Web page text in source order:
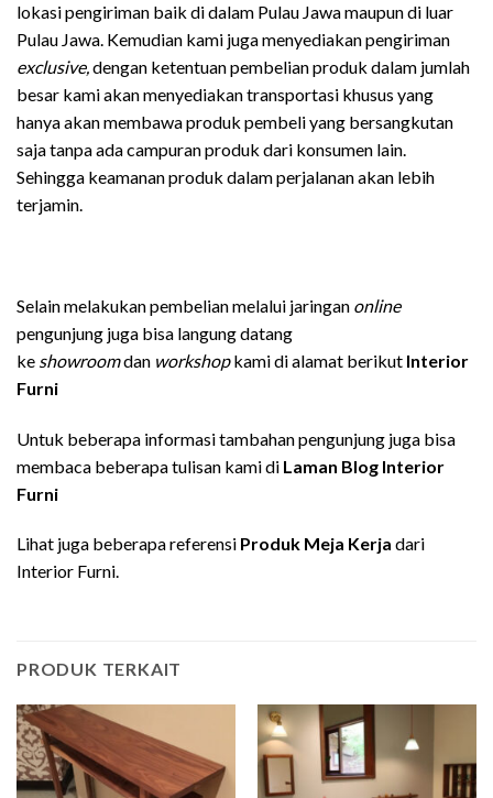
lokasi pengiriman baik di dalam Pulau Jawa maupun di luar
Pulau Jawa. Kemudian kami juga menyediakan pengiriman
exclusive,dengan ketentuan pembelian produk dalam jumlah
besar kami akan menyediakan transportasi khusus yang
hanya akan membawa produk pembeli yang bersangkutan
saja tanpa ada campuran produk dari konsumen lain.
Sehingga keamanan produk dalam perjalanan akan lebih
terjamin.
Selain melakukan pembelian melalui jaringan online
pengunjung juga bisa langung datang
ke showroomdan workshopkami di alamat berikut Interior
Furni
Untuk beberapa informasi tambahan pengunjung juga bisa
membaca beberapa tulisan kami di Laman Blog Interior
Furni
Lihat juga beberapa referensi Produk Meja Kerja dari
Interior Furni.
PRODUK TERKAIT